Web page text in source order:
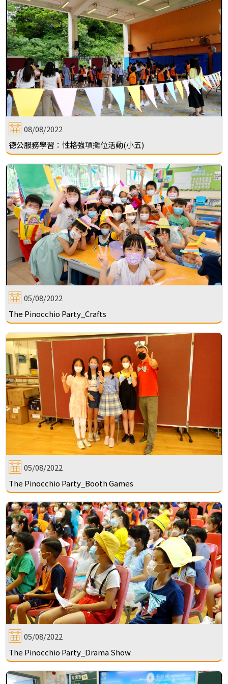
08/08/2022
德公服務學習：性格強項攤位活動(小五)
05/08/2022
The Pinocchio Party_Crafts
05/08/2022
The Pinocchio Party_Booth Games
05/08/2022
The Pinocchio Party_Drama Show